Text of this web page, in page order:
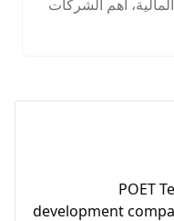
أهم الشركات
وخطوات
POET
development